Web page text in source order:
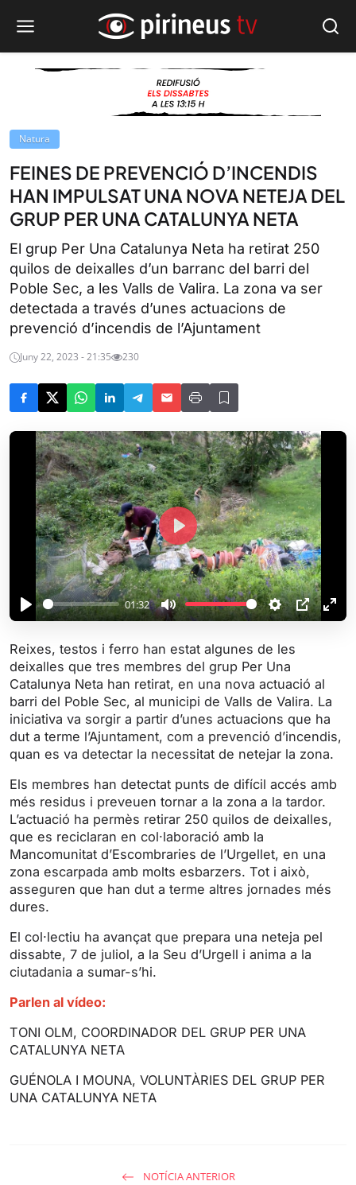
Natura
FEINES DE PREVENCIÓ D’INCENDIS
HAN IMPULSAT UNA NOVA NETEJA DEL
GRUP PER UNA CATALUNYA NETA
El grup Per Una Catalunya Neta ha retirat 250
quilos de deixalles d’un barranc del barri del
Poble Sec, a les Valls de Valira. La zona va ser
detectada a través d’unes actuacions de
prevenció d’incendis de l’Ajuntament
Juny 22, 2023 - 21:35 230
P
l
a
y
01:32
M
t
e
S
e
t
t
i
n
g
s
P
E
r
u
l
l
c
P
l
a
y
Reixes, testos i ferro han estat algunes de les
deixalles que tres membres del grup Per Una
Catalunya Neta han retirat, en una nova actuació al
barri del Poble Sec, al municipi de Valls de Valira. La
iniciativa va sorgir a partir d’unes actuacions que ha
dut a terme l’Ajuntament, com a prevenció d’incendis,
quan es va detectar la necessitat de netejar la zona.
Els membres han detectat punts de difícil accés amb
més residus i preveuen tornar a la zona a la tardor.
L’actuació ha permès retirar 250 quilos de deixalles,
que es reciclaran en col·laboració amb la
Mancomunitat d’Escombraries de l’Urgellet, en una
zona escarpada amb molts esbarzers. Tot i això,
asseguren que han dut a terme altres jornades més
dures.
El col·lectiu ha avançat que prepara una neteja pel
dissabte, 7 de juliol, a la Seu d’Urgell i anima a la
ciutadania a sumar-s’hi.
Parlen al vídeo:
TONI OLM, COORDINADOR DEL GRUP PER UNA
CATALUNYA NETA
GUÉNOLA I MOUNA, VOLUNTÀRIES DEL GRUP PER
UNA CATALUNYA NETA
NOTÍCIA ANTERIOR